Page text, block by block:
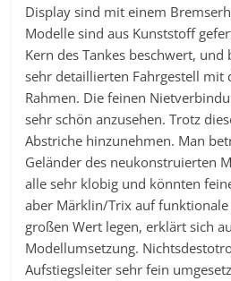
Display sind mit einem
Modelle sind aus Kunststoff
Kern des Tankes beschwert, und
sehr detaillierten Fahrgestell mit
Rahmen. Die feinen
sehr schön anzusehen. Trotz
Abstriche hinzunehmen. Man
Geländer des neukonstruierten
alle sehr klobig und könnten
aber Märklin/Trix auf
großen Wert legen, erklärt sich
Modellumsetzung.
Aufstiegsleiter sehr fein